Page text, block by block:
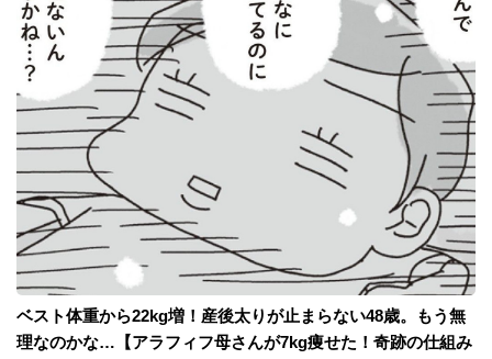
ベスト体重から22kg増！産後太りが止まらない48歳。もう無
理なのかな…【アラフィフ母さんが7kg痩せた！奇跡の仕組み